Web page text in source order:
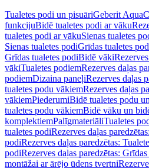
Tualetes podi un pisuāriGeberit
funkcijuBidē tualetes podi ar vāku
tualetes podi ar vākuSienas tualetes
Sienas tualetes podiGrīdas tualetes
Grīdas tualetes podiBidē vāki
vākiTualetes podiemRezerves daļas
podiemDizaina paneļiRezerves daļas
tualetes podu vākiemRezerves daļas
vākiemPiederumiBidē tualetes podu
tualetes podu vākiemBidē vāku un
komplektiemPalīgmateriāliTualetes
tualetes podiRezerves daļas
podiRezerves daļas paredzētas:
podiRezerves daļas paredzētas:
montāžai ar ārējo ūdens tvertni